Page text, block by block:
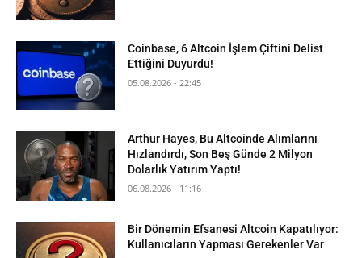
Coinbase, 6 Altcoin İşlem Çiftini Delist
Ettiğini Duyurdu!
05.08.2026 - 22:45
Arthur Hayes, Bu Altcoinde Alımlarını
Hızlandırdı, Son Beş Günde 2 Milyon
Dolarlık Yatırım Yaptı!
06.08.2026 - 11:16
Bir Dönemin Efsanesi Altcoin Kapatılıyor:
Kullanıcıların Yapması Gerekenler Var